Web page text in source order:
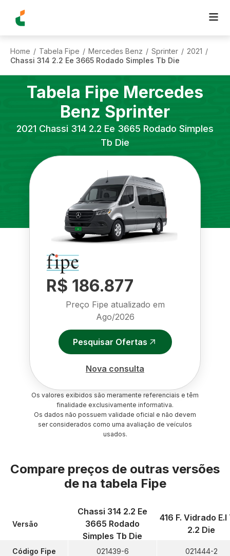
Home / Tabela Fipe / Mercedes Benz / Sprinter / 2021 /
Chassi 314 2.2 Ee 3665 Rodado Simples Tb Die
Tabela Fipe Mercedes
Benz Sprinter
2021 Chassi 314 2.2 Ee 3665 Rodado Simples
Tb Die
R$ 186.877
Preço Fipe atualizado em
Ago/2026
Pesquisar Ofertas
Nova consulta
Os valores exibidos são meramente referenciais e têm
finalidade exclusivamente informativa.
Os dados não possuem validade oficial e não devem
ser considerados como uma avaliação de veículos
usados.
Compare preços de outras versões
de na tabela Fipe
Versão
Código Fipe
Chassi 314 2.2 Ee
3665 Rodado
Simples Tb Die
021439-6
416 F. Vidrado E.l
2.2 Die
021444-2